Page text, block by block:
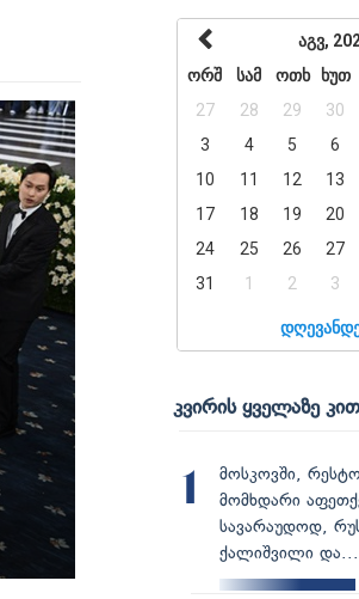
აგვ,
ორშ
სამ ოთხ ხუთ
27
28 29 30
3
4 5 6
10
11 12 13
17
18 19 20
24
25 26 27
31
1 2 3
კვირის ყველაზე
1
მოსკოვში,
მომხდარი
სავარაუდოდ,
ქალიშვილი და...